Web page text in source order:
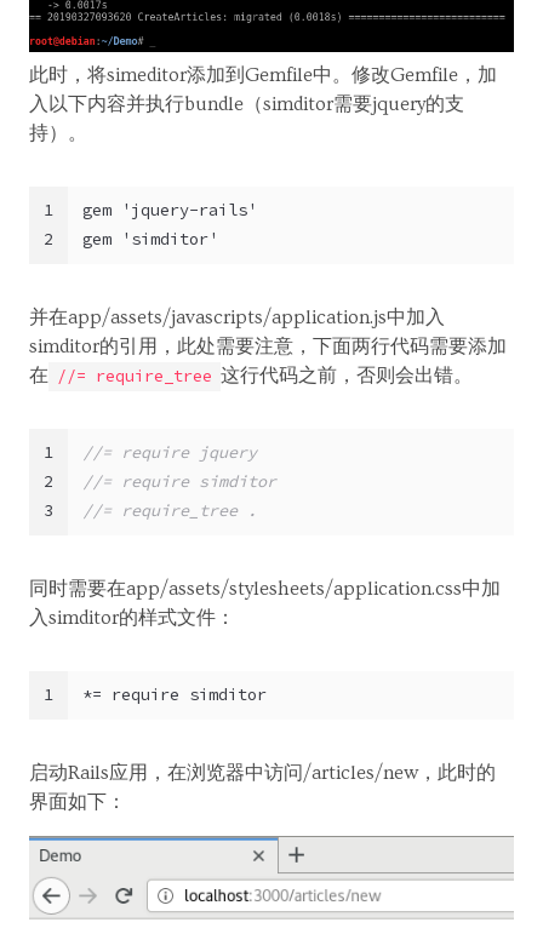
此时，将simeditor添加到Gemfile中。修改Gemfile，加
入以下内容并执行bundle（simditor需要jquery的支
持）。
1
2
gem 'jquery-rails'
gem 'simditor'
并在app/assets/javascripts/application.js中加入
simditor的引用，此处需要注意，下面两行代码需要添加
在 //= require_tree 这行代码之前，否则会出错。
1
2
3
//= require jquery
//= require simditor
//= require_tree .
同时需要在app/assets/stylesheets/application.css中加
入simditor的样式文件：
1 *= require simditor
启动Rails应用，在浏览器中访问/articles/new，此时的
界面如下：